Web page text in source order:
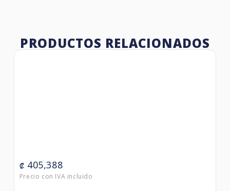
PRODUCTOS RELACIONADOS
₡ 405,388